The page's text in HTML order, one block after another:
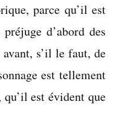
parce qu’il est
d’abord des
s’il le faut, de
est tellement
est évident que